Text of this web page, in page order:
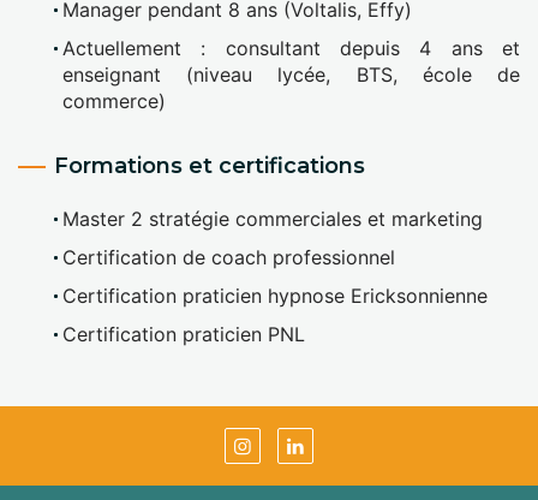
Manager pendant 8 ans (Voltalis, Effy)
Actuellement : consultant depuis 4 ans et
enseignant (niveau lycée, BTS, école de
commerce)
Formations et certifications
Master 2 stratégie commerciales et marketing
Certification de coach professionnel
Certification praticien hypnose Ericksonnienne
Certification praticien PNL